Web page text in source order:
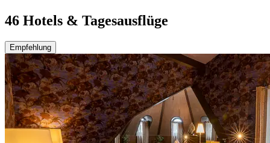
46 Hotels & Tagesausflüge
Empfehlung